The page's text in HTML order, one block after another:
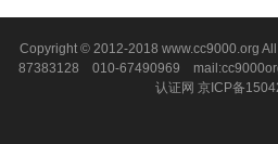
Copyright © 2012-2018 www.cc9000.org
87383128 010-67490969
认证网 京ICP备